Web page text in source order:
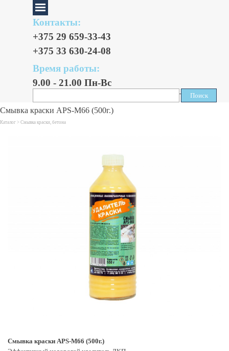
Контакты:
+375 29 659-33-43
+375 33 630-24-08
Время работы:
9.00 - 21.00 Пн-Вс
Поиск
Поиск
Смывка краски APS-М66 (500г.)
Каталог > Смывка краски, бетона
Смывка краски APS-М66 (500г.)